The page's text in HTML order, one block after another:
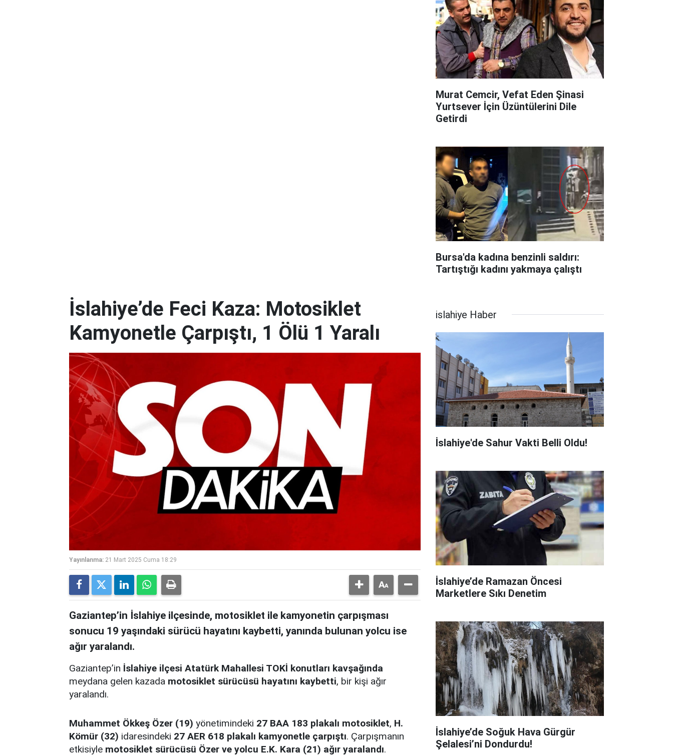
Murat Cemcir, Vefat Eden Şinasi
Yurtsever İçin Üzüntülerini Dile
Getirdi
Bursa'da kadına benzinli saldırı:
Tartıştığı kadını yakmaya çalıştı
İslahiye’de Feci Kaza: Motosiklet
Kamyonetle Çarpıştı, 1 Ölü 1 Yaralı
Yayınlanma: 21 Mart 2025 Cuma 18:29
Gaziantep’in İslahiye ilçesinde, motosiklet ile kamyonetin çarpışması
sonucu 19 yaşındaki sürücü hayatını kaybetti, yanında bulunan yolcu ise
ağır yaralandı.
Gaziantep’in İslahiye ilçesi Atatürk Mahallesi TOKİ konutları kavşağında
meydana gelen kazada motosiklet sürücüsü hayatını kaybetti, bir kişi ağır
yaralandı.
Muhammet Ökkeş Özer (19) yönetimindeki 27 BAA 183 plakalı motosiklet, H.
Kömür (32) idaresindeki 27 AER 618 plakalı kamyonetle çarpıştı. Çarpışmanın
etkisiyle motosiklet sürücüsü Özer ve yolcu E.K. Kara (21) ağır yaralandı.
islahiye Haber
İslahiye'de Sahur Vakti Belli Oldu!
İslahiye’de Ramazan Öncesi
Marketlere Sıkı Denetim
İslahiye’de Soğuk Hava Gürgür
Şelalesi’ni Dondurdu!